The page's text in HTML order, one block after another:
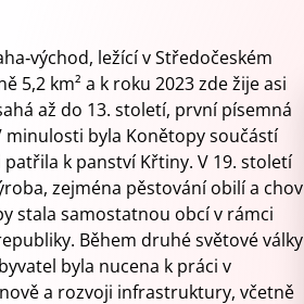
ležící v Středočeském
5,2 km² a k roku 2023 zde žije asi
až do 13. století, první písemná
minulosti byla Konětopy součástí
k panství Křtiny. V 19. století
zejména pěstování obilí a chov
stala samostatnou obcí v rámci
Během druhé světové války
byla nucena k práci v
a rozvoji infrastruktury, včetně